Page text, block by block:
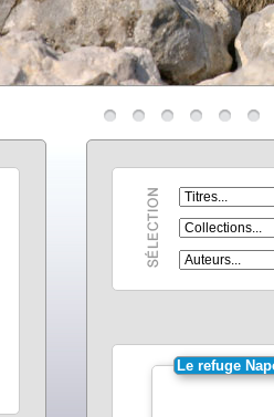
Le refuge